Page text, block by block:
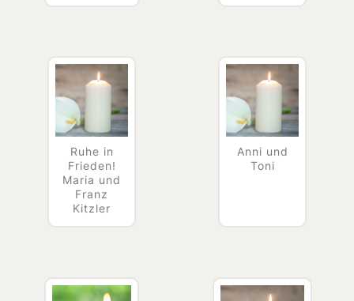
Ruhe in
Frieden!
Maria und
Franz
Kitzler
Anni und
Toni